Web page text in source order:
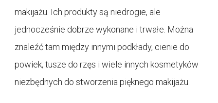
makijażu. Ich produkty są niedrogie, ale
jednocześnie dobrze wykonane i trwałe. Można
znaleźć tam między innymi podkłady, cienie do
powiek, tusze do rzęs i wiele innych kosmetyków
niezbędnych do stworzenia pięknego makijażu.